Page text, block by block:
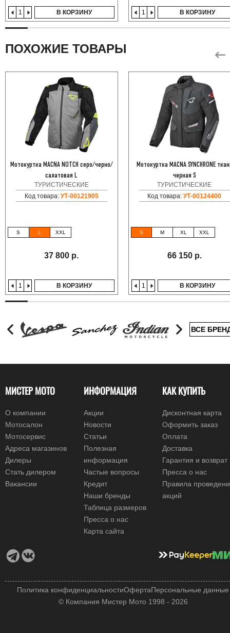
В КОРЗИНУ В КОРЗИНУ
ПОХОЖИЕ ТОВАРЫ
Мотокуртка MACNA NOTCH серо/черно/
салатовая L
ТУРИСТИЧЕСКИЕ
Код товара: УТ-00121905
S L XXL
37 800 р.
В КОРЗИНУ
Мотокуртка MACNA SYNCHRONE
черная S
ТУРИСТИЧЕСКИЕ
Код товара:УТ-00124400
S M XL XXL
66 150 р.
В КОРЗИНУ
ВСЕ
МИСТЕР МОТО
О компании
Мотосалон
Мотосервис
Адреса магазинов
Дилеры
Стать дилером
Вакансии
ИНФОРМАЦИЯ
Акции
Новости
Статьи
Полезная
информация
Частые вопросы
Кредит
Наши бренды
Таблица размеров
Пресса о нас
Карта сайта
КАК КУПИТЬ
Дисконтная карта
Оформить заказ
Оплата
Доставка
Гарантия и возврат
Пресса о нас
Правила
акций
© Компания Мистер Мото 1998 - 2026
Политика конфиденциальностиОфертаПерсональные данные